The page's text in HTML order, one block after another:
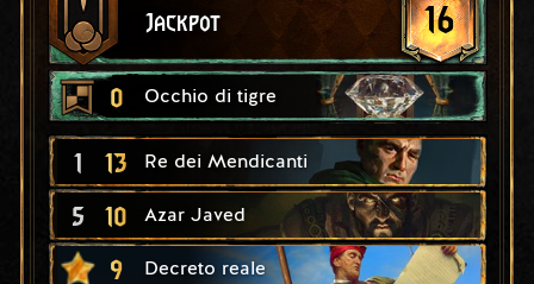
Jackpot 16
0 Occhio di tigre
1 13 Re dei Mendicanti
5 10 Azar Javed
9 Decreto reale